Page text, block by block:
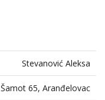
Stevanović Aleksa
Šamot 65, Aranđelovac